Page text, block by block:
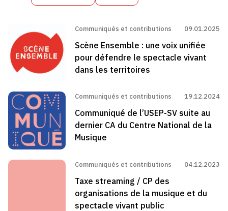
Communiqués et contributions 09.01.2025
Scène Ensemble : une voix unifiée
pour défendre le spectacle vivant
dans les territoires
Communiqués et contributions 19.12.2024
Communiqué de l’USEP-SV suite au
dernier CA du Centre National de la
Musique
Communiqués et contributions 04.12.2023
Taxe streaming / CP des
organisations de la musique et du
spectacle vivant public